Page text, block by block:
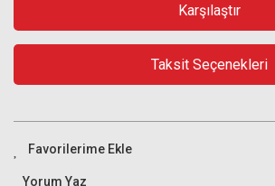
Karşılaştır
Taksit Seçenekleri
Yorum Yaz